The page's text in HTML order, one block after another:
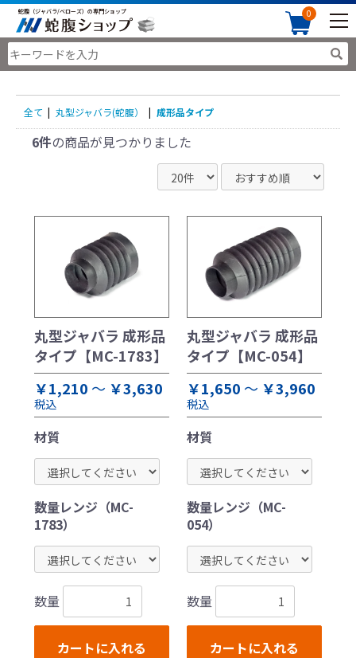
蛇腹（ジャバラ/ベローズ）の専門ショップ 0
全て | 丸型ジャバラ(蛇腹） | 成形品タイプ
6件の商品が見つかりました
丸型ジャバラ 成形品
タイプ【MC-1783】
￥1,210 ～ ￥3,630
税込
材質
数量レンジ（MC-
1783）
数量
カートに入れる
丸型ジャバラ 成形品
タイプ【MC-054】
￥1,650 ～ ￥3,960
税込
材質
数量レンジ（MC-
054）
数量
カートに入れる